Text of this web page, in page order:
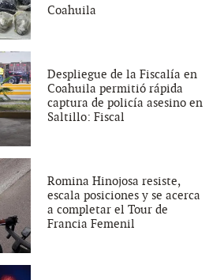
Coahuila
Despliegue de la Fiscalía en
Coahuila permitió rápida
captura de policía asesino en
Saltillo: Fiscal
Romina Hinojosa resiste,
escala posiciones y se acerca
a completar el Tour de
Francia Femenil